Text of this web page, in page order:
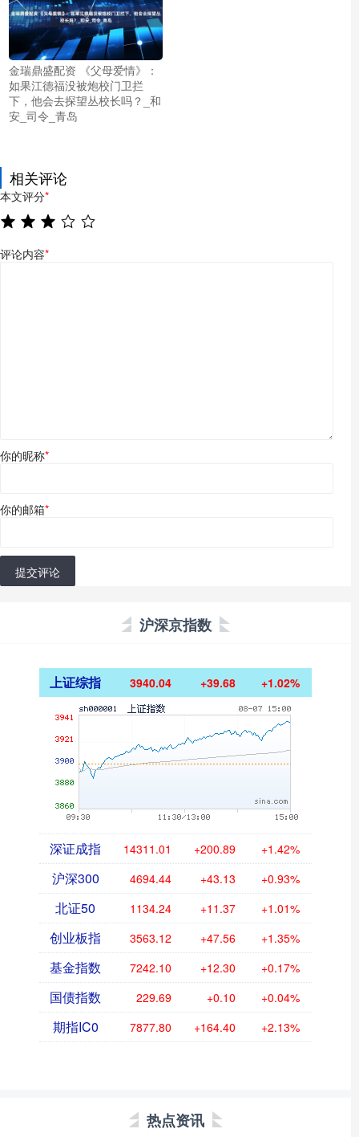
金瑞鼎盛配资 《父母爱情》：
如果江德福没被炮校门卫拦
下，他会去探望丛校长吗？_和
安_司令_青岛
相关评论
本文评分*
评论内容*
你的昵称*
你的邮箱*
提交评论
沪深京指数
上证综指 3940.04 +39.68 +1.02%
深证成指 14311.01 +200.89 +1.42%
沪深300 4694.44 +43.13 +0.93%
北证50 1134.24 +11.37 +1.01%
创业板指 3563.12 +47.56 +1.35%
基金指数 7242.10 +12.30 +0.17%
国债指数 229.69 +0.10 +0.04%
期指IC0 7877.80 +164.40 +2.13%
热点资讯